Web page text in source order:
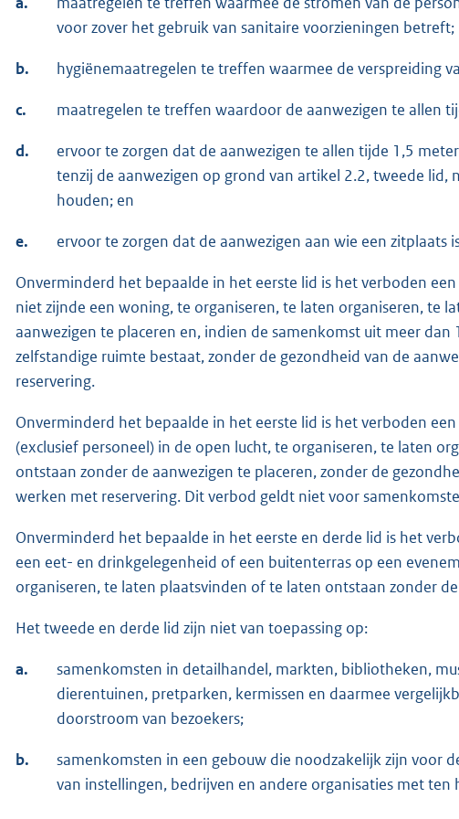
voor zover het gebruik van sanitaire voorzieningen betreft;
b. hygiënemaatregelen te treffen waarmee de verspreiding
c. maatregelen te treffen waardoor de aanwezigen te allen
d.
ervoor te zorgen dat de aanwezigen te allen tijde 1,5
tenzij de aanwezigen op grond van artikel 2.2, tweede
houden; en
e. ervoor te zorgen dat de aanwezigen aan wie een zitplaats
Onverminderd het bepaalde in het eerste lid is het verboden
niet zijnde een woning, te organiseren, te laten organiseren, te
aanwezigen te placeren en, indien de samenkomst uit meer
zelfstandige ruimte bestaat, zonder de gezondheid van de
reservering.
Onverminderd het bepaalde in het eerste lid is het verboden
(exclusief personeel) in de open lucht, te organiseren, te laten
ontstaan zonder de aanwezigen te placeren, zonder de
werken met reservering. Dit verbod geldt niet voor
Onverminderd het bepaalde in het eerste en derde lid is het
een eet- en drinkgelegenheid of een buitenterras op een
organiseren, te laten plaatsvinden of te laten ontstaan zonder
Het tweede en derde lid zijn niet van toepassing op:
a.
samenkomsten in detailhandel, markten, bibliotheken,
dierentuinen, pretparken, kermissen en daarmee
doorstroom van bezoekers;
b.
samenkomsten in een gebouw die noodzakelijk zijn voor
van instellingen, bedrijven en andere organisaties met